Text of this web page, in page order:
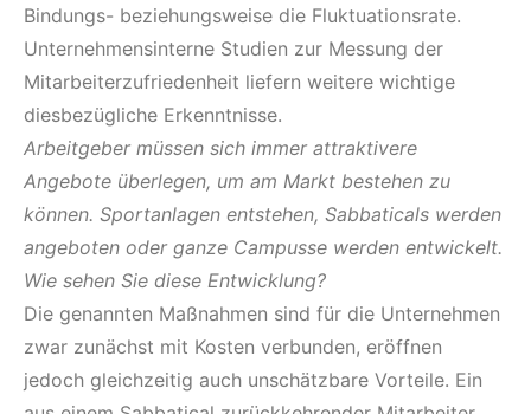
Bindungs- beziehungsweise die Fluktuationsrate.
Unternehmensinterne Studien zur Messung der
Mitarbeiterzufriedenheit liefern weitere wichtige
diesbezügliche Erkenntnisse.
Arbeitgeber müssen sich immer attraktivere
Angebote überlegen, um am Markt bestehen zu
können. Sportanlagen entstehen, Sabbaticals werden
angeboten oder ganze Campusse werden entwickelt.
Wie sehen Sie diese Entwicklung?
Die genannten Maßnahmen sind für die Unternehmen
zwar zunächst mit Kosten verbunden, eröffnen
jedoch gleichzeitig auch unschätzbare Vorteile. Ein